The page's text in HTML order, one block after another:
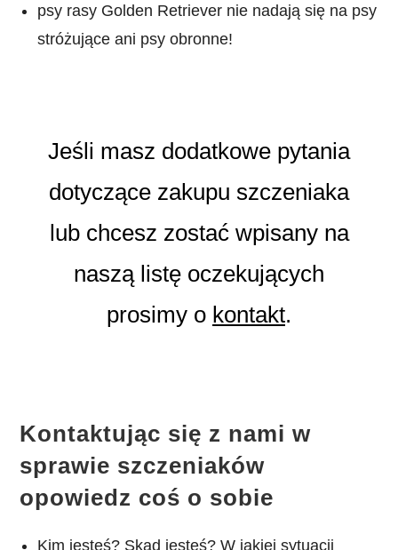
psy rasy Golden Retriever nie nadają się na psy
stróżujące ani psy obronne!
Jeśli masz dodatkowe pytania
dotyczące zakupu szczeniaka
lub chcesz zostać wpisany na
naszą listę oczekujących
prosimy o kontakt.
Kontaktując się z nami w
sprawie szczeniaków
opowiedz coś o sobie
Kim jesteś? Skąd jesteś? W jakiej sytuacji